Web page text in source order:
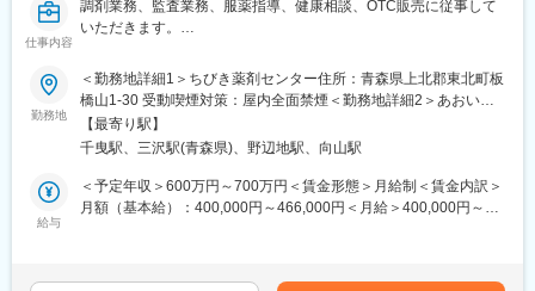
場所：札幌支店
内容：（1）（2）に加えて、保守作業の訪問同行、オプション機
変更の範囲：会社の定める業務
様からの緊急なご注文にも迅速に対応できる安定的な供給体制を
構築しております。
シップを結び、情報を共有化することで、お客様が必要としてい
る商品情報をタイムリーに提供できる体制を整えております。
また、展示会・学会・説明会・産学官連携セミナーなどへ積極的
に参加し、ここから収集した鮮度の良い情報を配信しておりま
付加価値の高いサービスの提供については、コスト面や短納期で
の供給に関してはもちろん、お客様がお困りの問題に対する解決
仕事内容
調剤業務、監査業務、服薬指導、健康相談、OTC販売に従事して
いただきます。
■業務内容：
「かかりつけ薬局」として地域医療の中での役割を果たすべく、
お客さまの体調・生活習慣・服薬歴等を充分に考慮して薬を渡す
のが主な業務です。また、薬についてあらゆる面でサポートが行
えるように、「薬剤師教育」を充実させ、専門知識を身につけた
薬剤師による質の高いカウンセリングの提供を目指しています。
■魅力：
勤務地
＜勤務地詳細1＞ちびき薬剤センター住所：青森県上北郡東北町板
橋山1-30 受動喫煙対策：屋内全面禁煙＜勤務地詳細2＞あおいも
り薬局住所：青森県上北郡おいらせ町住吉4丁目50-2110 受動喫煙
対策：屋内全面禁煙
【最寄り駅】
千曳駅、三沢駅(青森県)、野辺地駅、向山駅
給与
＜予定年収＞600万円～700万円＜賃金形態＞月給制＜賃金内訳＞
月額（基本給）：400,000円～466,000円＜月給＞400,000円～